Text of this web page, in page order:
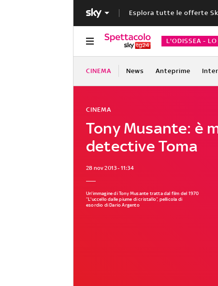
Esplora tutte le offerte
L'ODISSEA - LO
CINEMA News Anteprime
Tony Musante: è
detective Toma
CINEMA
28 nov 2013 - 11:34
Un'immagine di Tony Musante tratta dal film del 1970
“L'uccello dalle piume di cristallo”, pellicola di
esordio di Dario Argento